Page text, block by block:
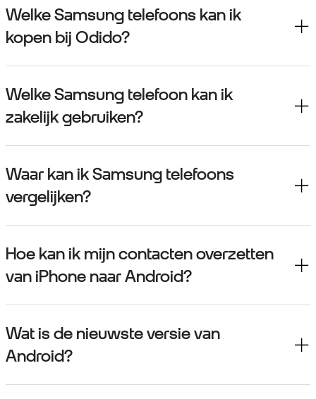
Welke Samsung telefoons kan ik
kopen bij Odido?
Welke Samsung telefoon kan ik
zakelijk gebruiken?
Waar kan ik Samsung telefoons
vergelijken?
Hoe kan ik mijn contacten overzetten
van iPhone naar Android?
Wat is de nieuwste versie van
Android?